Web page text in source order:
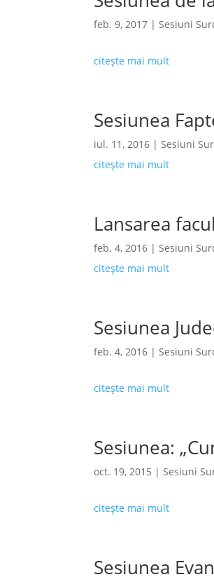
feb. 9, 2017 |Sesiuni
citește mai mult
Sesiunea
iul. 11, 2016 |Sesiuni
citește mai mult
Lansarea
feb. 4, 2016 |Sesiuni
citește mai mult
Sesiunea
feb. 4, 2016 |Sesiuni
citește mai mult
Sesiunea:
oct. 19, 2015 |Sesiuni
citește mai mult
Sesiunea